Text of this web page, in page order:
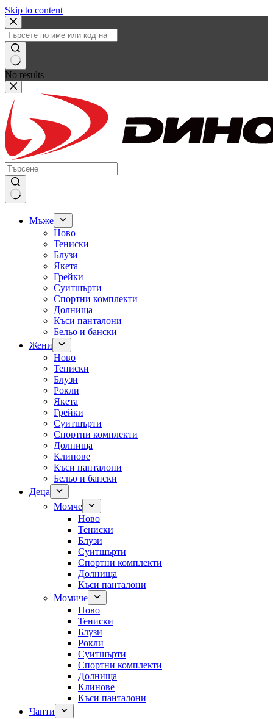
Skip to content
No results
Мъже
Ново
Тениски
Блузи
Якета
Грейки
Суитшърти
Спортни комплекти
Долнища
Къси панталони
Бельо и бански
Жени
Ново
Тениски
Блузи
Рокли
Якета
Грейки
Суитшърти
Спортни комплекти
Долнища
Клинове
Къси панталони
Бельо и бански
Деца
Момче
Ново
Тениски
Блузи
Суитшърти
Спортни комплекти
Долнища
Къси панталони
Момиче
Ново
Тениски
Блузи
Рокли
Суитшърти
Спортни комплекти
Долнища
Клинове
Къси панталони
Чанти